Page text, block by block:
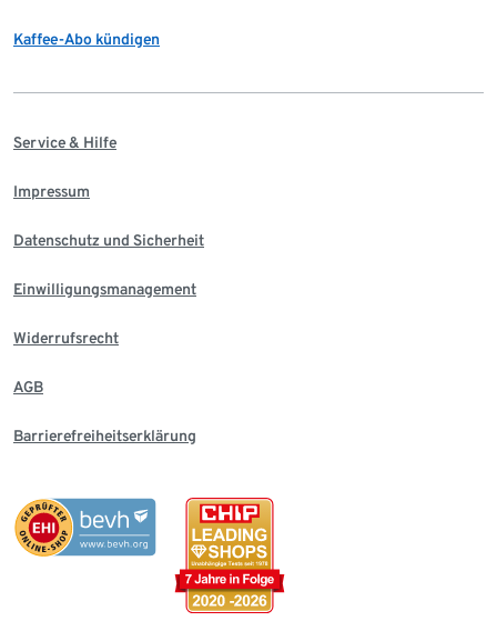
Kaffee-Abo kündigen
Service & Hilfe
Impressum
Datenschutz und Sicherheit
Einwilligungsmanagement
Widerrufsrecht
AGB
Barrierefreiheitserklärung